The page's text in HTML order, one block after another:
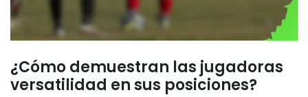
¿Cómo demuestran las jugadoras
versatilidad en sus posiciones?